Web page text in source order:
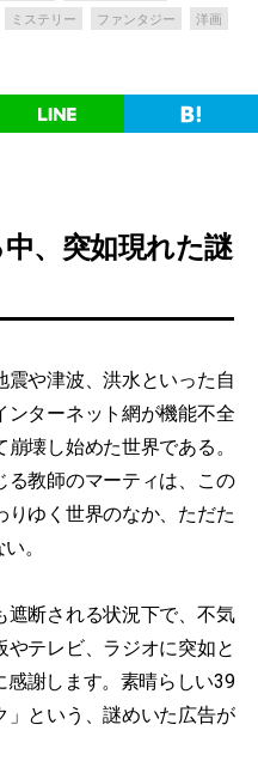
ミステリー ファンタジー 洋画
、突如現れた謎
や津波、洪水といった自
ンターネット網が機能不全
壊し始めた世界である。
る教師のマーティは、この
ゆく世界のなか、ただた
。
断される状況下で、不気
テレビ、ラジオに突如と
感謝します。素晴らしい39
」という、謎めいた広告が